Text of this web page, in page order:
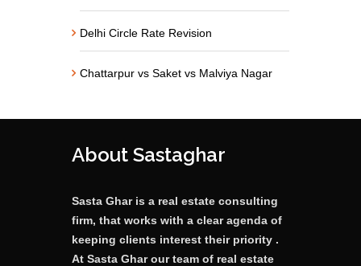
Delhi Circle Rate Revision
Chattarpur vs Saket vs Malviya Nagar
About Sastaghar
Sasta Ghar is a real estate consulting
firm, that works with a clear agenda of
keeping clients interest their priority .
At Sasta Ghar our team of real estate